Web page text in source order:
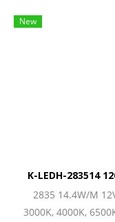
New
K-LEDH-283514
2835 14.4W/M
3000K, 4000K,